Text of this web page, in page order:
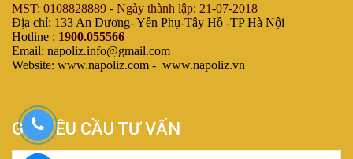
MST: 0108828889 - Ngày thành lập: 21-07-2018
Địa chỉ: 133 An Dương- Yên Phụ-Tây Hồ -TP Hà Nội
Hotline : 1900.055566
Email: napoliz.info@gmail.com
Website: www.napoliz.com - www.napoliz.vn
GỬI YÊU CẦU TƯ VẤN